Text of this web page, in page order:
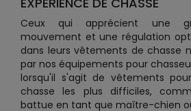
Ceux qui apprécient une
mouvement et une régulation
dans leurs vêtements de chasse
par nos équipements pour
lorsqu'il s'agit de vêtements
chasse les plus difficiles,
battue en tant que maître-chien